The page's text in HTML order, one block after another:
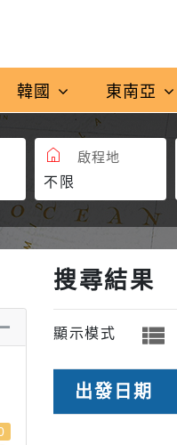
韓國 東南亞
啟程地
搜尋結果
顯示模式
出發日期